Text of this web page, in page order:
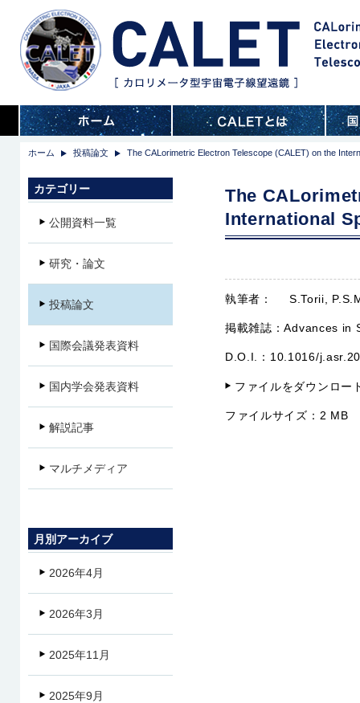
ホーム 投稿論文 The CALorimetric Electron Telescope (CALET) on the
The
International
執筆者： S.Torii,
掲載雑誌：Advances in
D.O.I.： 10.1016/
ファイルをダウンロー
ファイルサイズ： 2 MB
カテゴリー
公開資料一覧
研究・論文
投稿論文
国際会議発表資料
国内学会発表資料
解説記事
マルチメディア
月別アーカイブ
2026年4月
2026年3月
2025年11月
2025年9月